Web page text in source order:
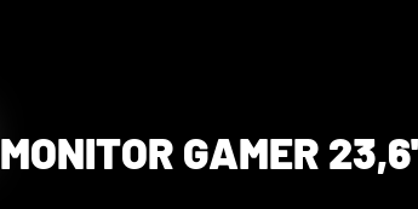
MONITOR GAMER